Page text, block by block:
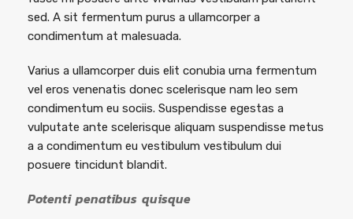
sed. A sit fermentum purus a ullamcorper a
condimentum at malesuada.
Varius a ullamcorper duis elit conubia urna fermentum
vel eros venenatis donec scelerisque nam leo sem
condimentum eu sociis. Suspendisse egestas a
vulputate ante scelerisque aliquam suspendisse metus
a a condimentum eu vestibulum vestibulum dui
posuere tincidunt blandit.
Potenti penatibus quisque